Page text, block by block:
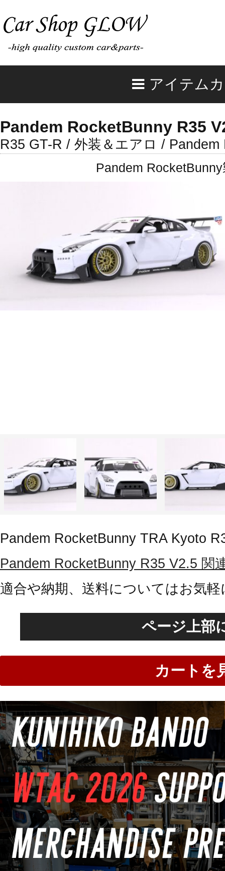
アイテム
Pandem RocketBunny R35
R35 GT-R / 外装＆エアロ / Pandem
Pandem
Pandem RocketBunny TRA Kyoto
Pandem RocketBunny R35 V2.5 関
適合や納期、送料についてはお気
ページ上部
カートを